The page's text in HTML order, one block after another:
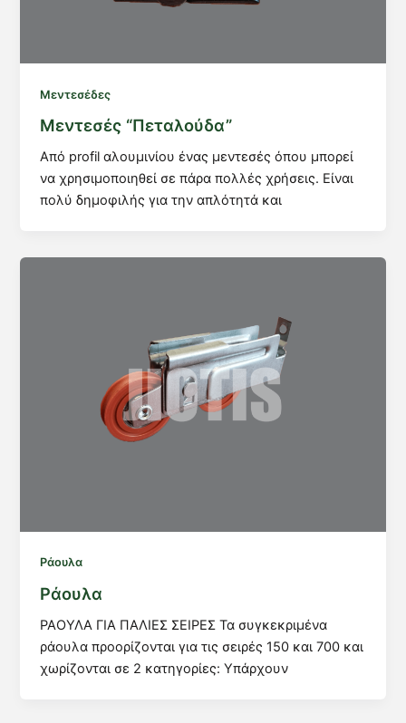
Μεντεσέδες
Μεντεσές “Πεταλούδα”
Από profil αλουμινίου ένας μεντεσές όπου μπορεί
να χρησιμοποιηθεί σε πάρα πολλές χρήσεις. Είναι
πολύ δημοφιλής για την απλότητά και
Ράουλα
Ράουλα
ΡΑΟΥΛΑ ΓΙΑ ΠΑΛΙΕΣ ΣΕΙΡΕΣ Τα συγκεκριμένα
ράουλα προορίζονται για τις σειρές 150 και 700 και
χωρίζονται σε 2 κατηγορίες: Υπάρχουν